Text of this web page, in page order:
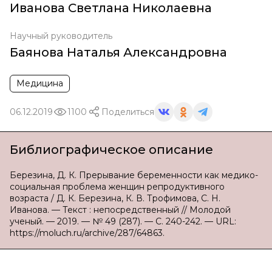
Иванова Светлана Николаевна
Научный руководитель
Баянова Наталья Александровна
Медицина
06.12.2019 1100 Поделиться
Библиографическое описание
Березина, Д. К. Прерывание беременности как медико-
социальная проблема женщин репродуктивного
возраста / Д. К. Березина, К. В. Трофимова, С. Н.
Иванова. — Текст : непосредственный // Молодой
ученый. — 2019. — № 49 (287). — С. 240-242. — URL:
https://moluch.ru/archive/287/64863.